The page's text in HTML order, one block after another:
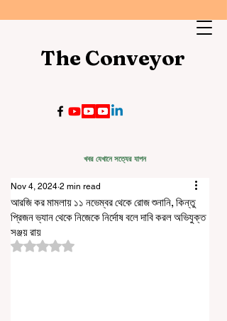
The Conveyor
খবর যেখানে সত্যের যাপন
আরজি কর মামলায় ১১ নভেম্বর থেকে রোজ শুনানি, কিন্তু
প্রিজন ভ্যান থেকে নিজেকে নির্দোষ বলে দাবি করল অভিযুক্ত
সঞ্জয় রায়
Nov 4, 2024 2 min read
Rated NaN out of 5 stars.